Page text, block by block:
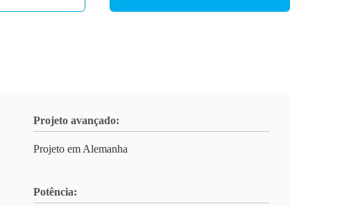
Projeto avançado:
Projeto em Alemanha
Potência: